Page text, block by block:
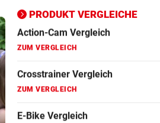
echte Legenden
Sager
PRODUKT VERGLEICHE
ZUM VERGLEICH
Fahrrad Test
ZUM VERGLEICH
Fahrradanhänger Vergleich
ZUM VERGLEICH
Faszienrolle Vergleich